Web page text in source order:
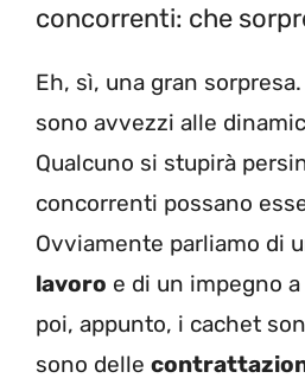
concorrenti: che
Eh, sì, una gran
sono avvezzi alle
Qualcuno si stupirà
concorrenti possano
Ovviamente parliamo di
lavoro e di un impegno
poi, appunto, i cachet
sono delle